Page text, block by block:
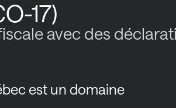
17)
avec des
est un domaine